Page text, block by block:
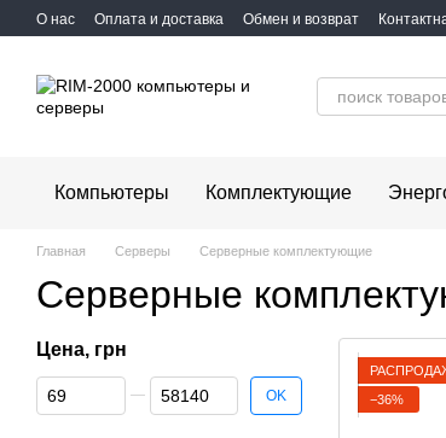
Перейти к основному контенту
О нас Оплата и доставка Обмен и возврат
Компьютеры Комплектующие
Главная Серверы Серверные комплектующие
Серверные
−36%
Цена, грн
От Цена, грн
До Цена, грн OK